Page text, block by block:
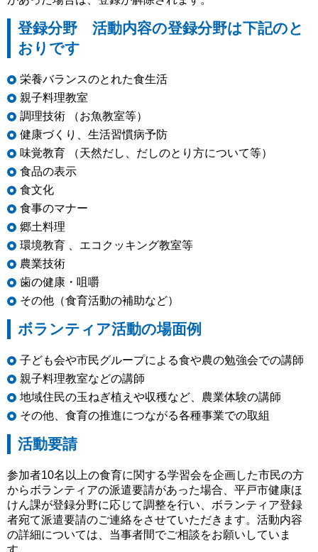
登録分野 活動内容の登録分野は下記のと
おりです
栄養バランスのとれた食生活
親子料理教室
調理技術 （お魚教室等）
健康づくり、生活習慣病予防
味覚教育 （天然だし、だしのとり方について等）
食品の表示
食文化
食事のマナー
郷土料理
環境教育 、エコクッキング教室等
農業技術
歯の健康・咀嚼
その他（食育活動の補助など）
ボランティア活動の場面例
子ども会や市民グループによる食や農の勉強会での講師
親子料理教室などの講師
地域住民の玉ねぎ植えや収穫など、農業体験の講師
その他、食育の推進につながる各種事業での取組
活動要請
参加者10名以上の食育に関する学習会を企画した市民の方
からボランティアの派遣要請があった場合、平戸市健康ほ
けん課が登録分野に応じて調整を行い、ボランティア登録
者宛て派遣要請のご連絡をさせていただきます。活動内容
の詳細については、当事者間でご相談をお願いしていま
す。